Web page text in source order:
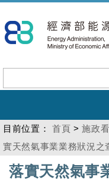
到
主
內
容
目前位置： 首頁 >施政
實天然氣事業業務狀況之
:::
落實天然氣事